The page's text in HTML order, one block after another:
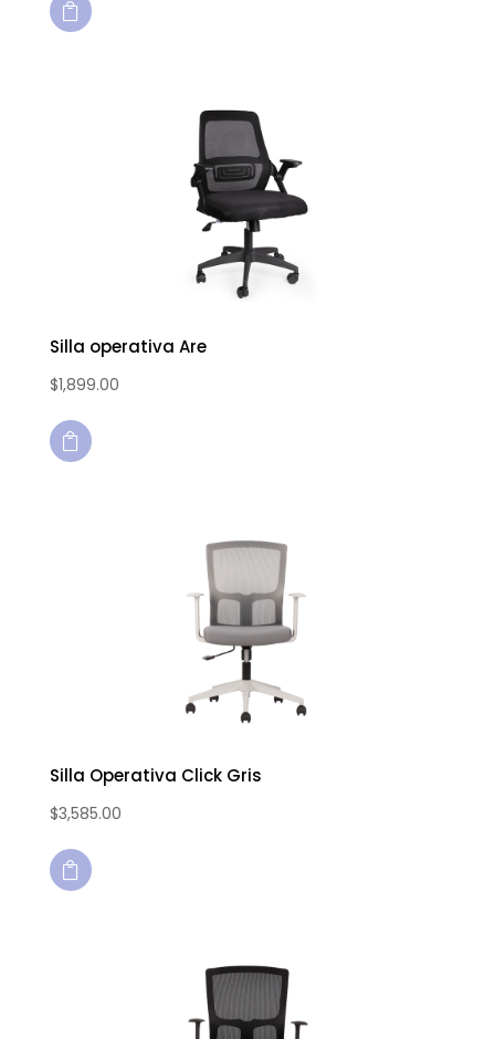

Silla operativa Are
$1,899.00

Silla Operativa Click Gris
$3,585.00
